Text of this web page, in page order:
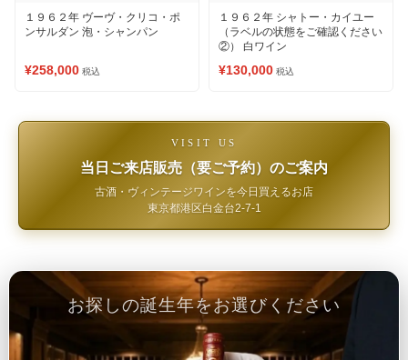
１９６２年 ヴーヴ・クリコ・ポ
ンサルダン 泡・シャンパン
¥258,000 税込
１９６２年 シャトー・カイユー
（ラベルの状態をご確認ください
②） 白ワイン
¥130,000 税込
VISIT US
当日ご来店販売（要ご予約）のご案内
古酒・ヴィンテージワインを今日買えるお店
東京都港区白金台2-7-1
お探しの誕生年をお選びください